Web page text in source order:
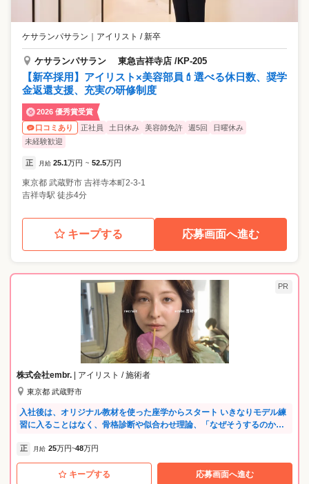
ケサランパサラン アイリスト / 新卒
ケサランパサラン 東急吉祥寺店 /KP-205
【新卒採用】アイリスト×美容部員💄選べる休日数、奨学
金返還支援、充実の研修制度
2026 優秀賞受賞
口コミあり
正社員 土日休み 美容師免許 週5回
日曜休み
未経験歓迎
正 月給 25.1万円 ~ 52.5万円
東京都 武蔵野市 吉祥寺本町2-3-1
吉祥寺駅 徒歩4分
キープする 応募画面へ進む
PR
株式会社embr. | アイリスト / 施術者
東京都 武蔵野市
入社後は、オリジナル教材を使った座学からスタート いきなりモデル練
習に入ることはなく、骨格診断や似合わせ理論、「なぜそうするのか」
ャーとのフィードバックや、技術講師経験のあるオーナーの直接指導、
一人ひとりに合わせたカリキュラムで成長をサポートします。 また、施
術だけではなく、撮影やSNS発信に関わる機会も多くあります。 それは
正 月給 25万円~48万円
キープする 応募画面へ進む